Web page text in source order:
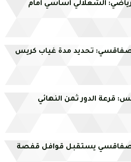
الشعلالي اساسي امام
تحديد مدة غياب كريس
قرعة الدور ثمن النهائي
يستقبل قوافل قفصة